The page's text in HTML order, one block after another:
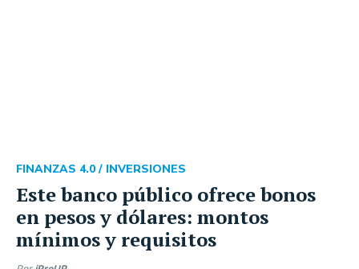
Este banco público ofrece bonos
en pesos y dólares: montos
mínimos y requisitos
FINANZAS 4.0 / INVERSIONES